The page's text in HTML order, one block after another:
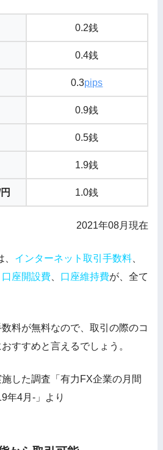
0.2銭
0.4銭
0.3pips
0.9銭
0.5銭
1.9銭
1.0銭
2021年08月現在
インターネット取引手数料、
口座開設費、 口座維持費が、全て
料が無料なので、取引の際のコ
すすめと言えるでしょう。
した調査「有力FX企業の月間
年4月-」より